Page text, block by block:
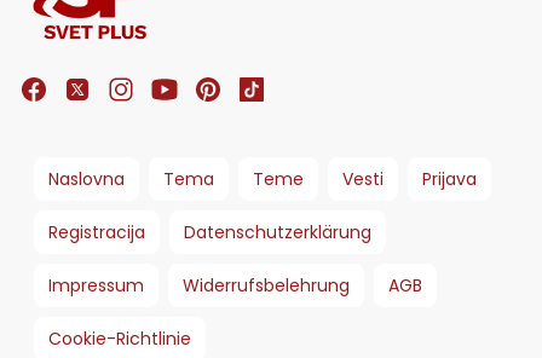
Naslovna Tema Teme Vesti Prijava
Registracija Datenschutzerklärung
Impressum Widerrufsbelehrung AGB
Cookie-Richtlinie